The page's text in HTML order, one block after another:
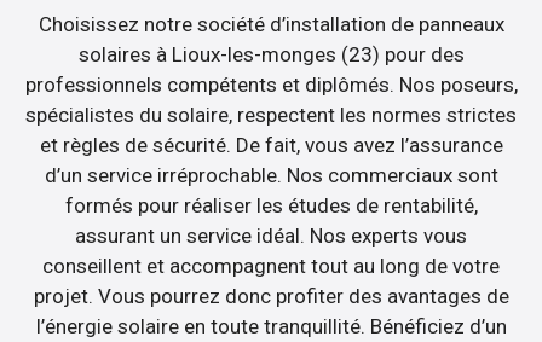
Choisissez notre société d’installation de panneaux
solaires à Lioux-les-monges (23) pour des
professionnels compétents et diplômés. Nos poseurs,
spécialistes du solaire, respectent les normes strictes
et règles de sécurité. De fait, vous avez l’assurance
d’un service irréprochable. Nos commerciaux sont
formés pour réaliser les études de rentabilité,
assurant un service idéal. Nos experts vous
conseillent et accompagnent tout au long de votre
projet. Vous pourrez donc profiter des avantages de
l’énergie solaire en toute tranquillité. Bénéficiez d’un